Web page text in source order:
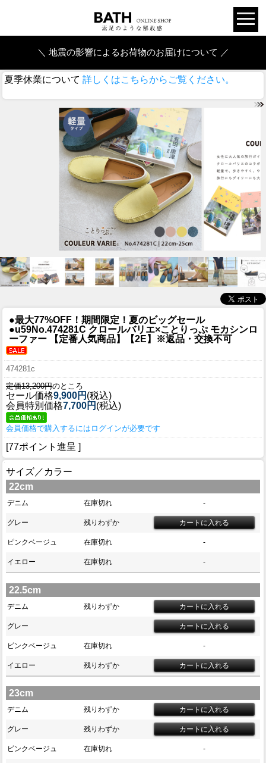
＼ 地震の影響によるお荷物のお届けについて ／
夏季休業について 詳しくはこちらからご覧ください。
●最大77%OFF！期間限定！夏のビッグセール
●u59No.474281C クロールバリエ×ことりっぷ モカシンロ
ーファー 【定番人気商品】【2E】※返品・交換不可
474281c
定価13,200円のところ
セール価格9,900円 (税込)
会員特別価格7,700円 (税込)
会員価格で購入するにはログインが必要です
[77ポイント進呈 ]
サイズ／カラー
22cm
デニム 在庫切れ -
グレー 残りわずか
ピンクベージュ 在庫切れ -
イエロー 在庫切れ -
22.5cm
デニム 残りわずか
グレー
ピンクベージュ 在庫切れ -
イエロー 残りわずか
23cm
デニム 残りわずか
グレー 残りわずか
ピンクベージュ 在庫切れ -